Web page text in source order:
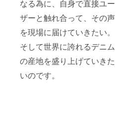
なる為に、自身で直接ユー
ザーと触れ合って、その声
を現場に届けていきたい。
そして世界に誇れるデニム
の産地を盛り上げていきた
いのです。